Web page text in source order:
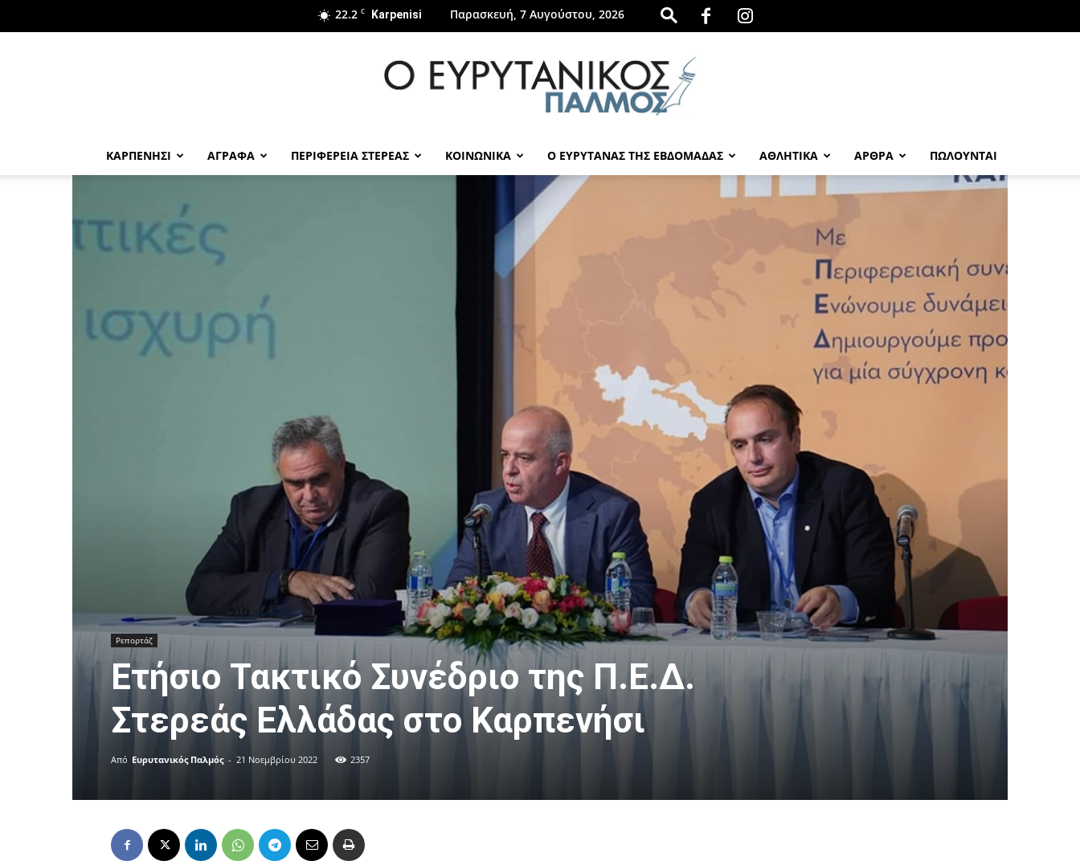
22.2 C Karpenisi Παρασκευή, 7 Αυγούστου, 2026
ΚΑΡΠΕΝΗΣΙ ΑΓΡΑΦΑ ΠΕΡΙΦΕΡΕΙΑ ΣΤΕΡΕΑΣ ΚΟΙΝΩΝΙΚΑ Ο ΕΥΡΥΤΑΝΑΣ ΤΗΣ ΕΒΔΟΜΑΔΑΣ ΑΘΛΗΤΙΚΑ ΑΡΘΡΑ ΠΩΛΟΎΝΤΑΙ
Ρεπορτάζ
Ετήσιο Τακτικό Συνέδριο της Π.Ε.Δ.
Στερεάς Ελλάδας στο Καρπενήσι
Από Ευρυτανικός Παλμός - 21 Νοεμβρίου 2022 2357